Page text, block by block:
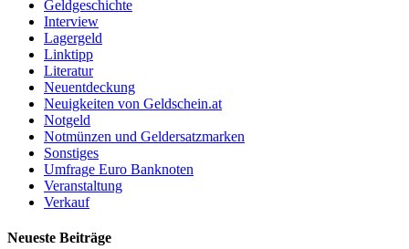
Geldgeschichte
Interview
Lagergeld
Linktipp
Literatur
Neuentdeckung
Neuigkeiten von Geldschein.at
Notgeld
Notmünzen und Geldersatzmarken
Sonstiges
Umfrage Euro Banknoten
Veranstaltung
Verkauf
Neueste Beiträge